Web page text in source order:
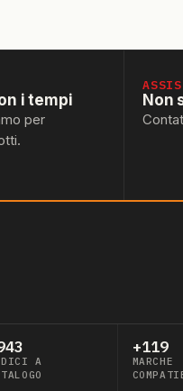
i tempi
per
Non
A
+119
MARCHE